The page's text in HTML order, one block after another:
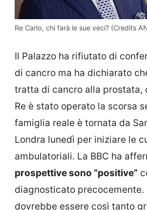
Re Carlo, chi farà le sue veci? (Credits
Il Palazzo ha rifiutato di
di cancro ma ha dichiarato
tratta di cancro alla prostata,
Re è stato operato la scorsa
famiglia reale è tornata da
Londra lunedì per iniziare le
ambulatoriali. La BBC ha
prospettive sono “positive”
diagnosticato precocemente.
dovrebbe essere così tanto